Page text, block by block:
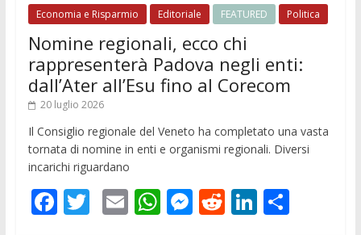
Economia e Risparmio Editoriale FEATURED Politica
Nomine regionali, ecco chi
rappresenterà Padova negli enti:
dall’Ater all’Esu fino al Corecom
20 luglio 2026
Il Consiglio regionale del Veneto ha completato una vasta
tornata di nomine in enti e organismi regionali. Diversi
incarichi riguardano
F T E W M R Li C